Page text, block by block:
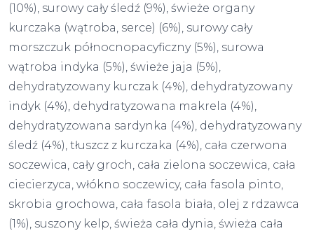
(10%), surowy cały śledź (9%), świeże organy
kurczaka (wątroba, serce) (6%), surowy cały
morszczuk północnopacyficzny (5%), surowa
wątroba indyka (5%), świeże jaja (5%),
dehydratyzowany kurczak (4%), dehydratyzowany
indyk (4%), dehydratyzowana makrela (4%),
dehydratyzowana sardynka (4%), dehydratyzowany
śledź (4%), tłuszcz z kurczaka (4%), cała czerwona
soczewica, cały groch, cała zielona soczewica, cała
ciecierzyca, włókno soczewicy, cała fasola pinto,
skrobia grochowa, cała fasola biała, olej z rdzawca
(1%), suszony kelp, świeża cała dynia, świeża cała